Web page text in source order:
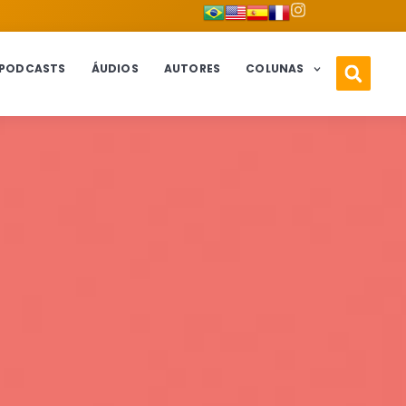
ÁUDIOS AUTORES COLUNAS